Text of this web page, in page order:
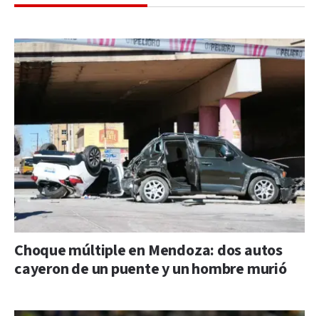
Choque múltiple en Mendoza: dos autos
cayeron de un puente y un hombre murió